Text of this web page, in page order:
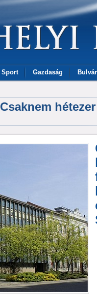
Sport Gazdaság Bulvár
Csaknem